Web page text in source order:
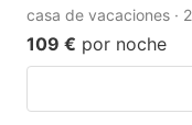
casa de vacaciones ·
109 € por noche